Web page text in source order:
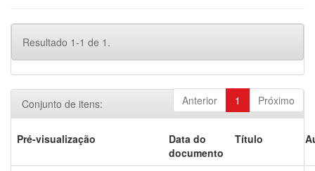
Resultado 1-1 de 1.
Anterior 1 Próximo
Conjunto de itens:
Pré-visualização
Data do
documento
Título